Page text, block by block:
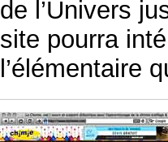
de l’Univers
site pourra
l’élémentaire